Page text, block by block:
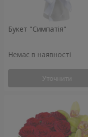
Букет "Симпатія"
Немає в наявності
Уточнити